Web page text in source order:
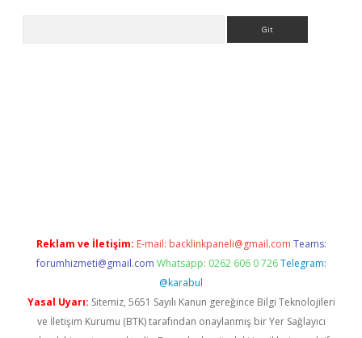
Reklam ve İletişim: E-mail: backlinkpaneli@gmail.com Teams:
forumhizmeti@gmail.com Whatsapp: 0262 606 0 726 Telegram:
@karabul
Yasal Uyarı: Sitemiz, 5651 Sayılı Kanun gereğince Bilgi Teknolojileri
ve İletişim Kurumu (BTK) tarafından onaylanmış bir Yer Sağlayıcı